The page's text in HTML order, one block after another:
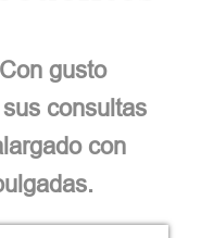
gusto
consultas
con